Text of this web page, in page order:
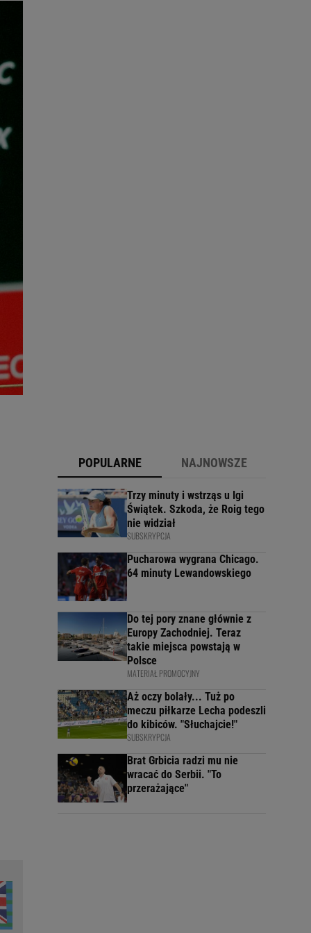
POPULARNE NAJNOWSZE
Trzy minuty i wstrząs u Igi
Świątek. Szkoda, że Roig tego
nie widział
SUBSKRYPCJA
Pucharowa wygrana Chicago.
64 minuty Lewandowskiego
Do tej pory znane głównie z
Europy Zachodniej. Teraz
takie miejsca powstają w
Polsce
MATERIAŁ PROMOCYJNY
Aż oczy bolały... Tuż po
meczu piłkarze Lecha podeszli
do kibiców. "Słuchajcie!"
SUBSKRYPCJA
Brat Grbicia radzi mu nie
wracać do Serbii. "To
przerażające"